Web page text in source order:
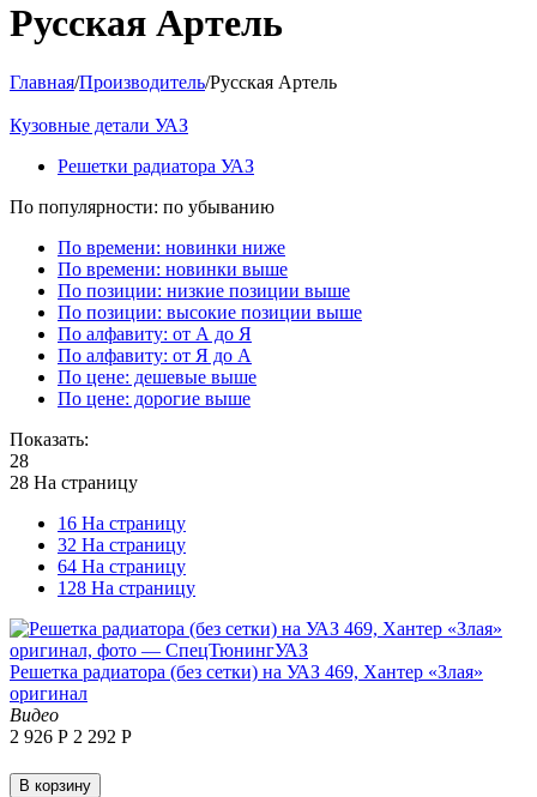
Русская Артель
Главная/Производитель/Русская Артель
Кузовные детали УАЗ
Решетки радиатора УАЗ
По популярности: по убыванию
По времени: новинки ниже
По времени: новинки выше
По позиции: низкие позиции выше
По позиции: высокие позиции выше
По алфавиту: от А до Я
По алфавиту: от Я до А
По цене: дешевые выше
По цене: дорогие выше
Показать:
28
28 На страницу
16 На страницу
32 На страницу
64 На страницу
128 На страницу
Решетка радиатора (без сетки) на УАЗ 469, Хантер «Злая»
оригинал
Видео
2 926 Р 2 292 Р
В корзину